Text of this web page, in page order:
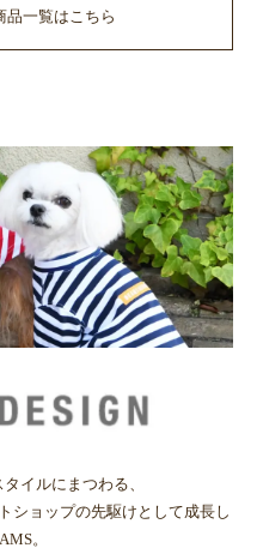
品一覧はこちら
イルにまつわる、
ショップの先駆けとして成長し
。